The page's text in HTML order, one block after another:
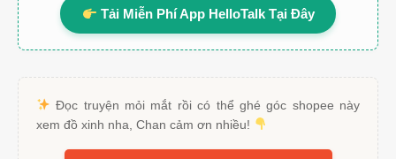
Tải Miễn Phí App HelloTalk Tại Đây
Đọc truyện mỏi mắt rồi có thể ghé góc shopee này
xem đồ xinh nha, Chan cảm ơn nhiều!